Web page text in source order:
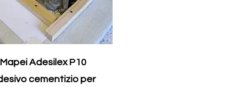
Mapei Adesilex P10
cementizio per